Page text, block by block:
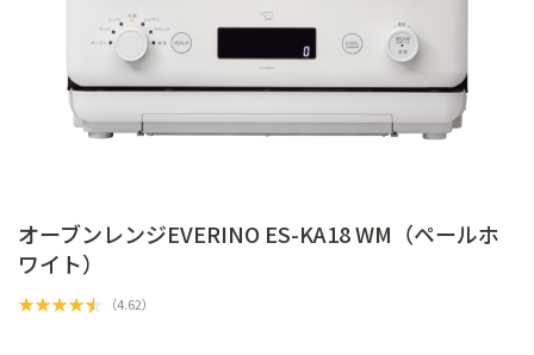
オーブンレンジEVERINO ES-KA18 WM（ペールホ
ワイト）
★★★★★ （4.62）